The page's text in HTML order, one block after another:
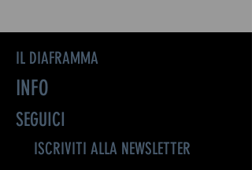
IL DIAFRAMMA
INFO
SEGUICI
ISCRIVITI ALLA NEWSLETTER